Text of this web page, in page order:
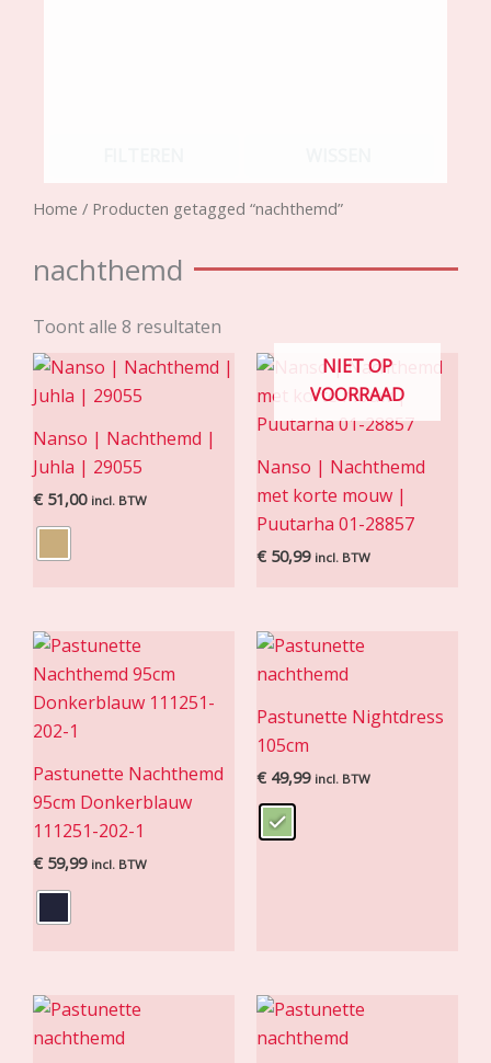
Home / Producten getagged “nachthemd”
nachthemd
Toont alle 8 resultaten
Nanso | Nachthemd |
Juhla | 29055
€ 51,00 incl. BTW
NIET OP
VOORRAAD
Nanso | Nachthemd
met korte mouw |
Puutarha 01-28857
€ 50,99 incl. BTW
Pastunette Nachthemd
95cm Donkerblauw
111251-202-1
€ 59,99 incl. BTW
Pastunette Nightdress
105cm
€ 49,99 incl. BTW